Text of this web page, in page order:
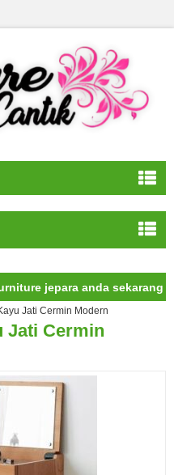
anda sekarang juga.
Jati Cermin Modern
Jati Cermin